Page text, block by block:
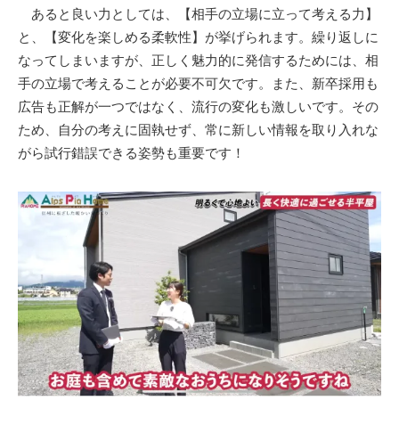
あると良い力としては、【相手の立場に立って考える力】
と、【変化を楽しめる柔軟性】が挙げられます。繰り返しに
なってしまいますが、正しく魅力的に発信するためには、相
手の立場で考えることが必要不可欠です。また、新卒採用も
広告も正解が一つではなく、流行の変化も激しいです。その
ため、自分の考えに固執せず、常に新しい情報を取り入れな
がら試行錯誤できる姿勢も重要です！